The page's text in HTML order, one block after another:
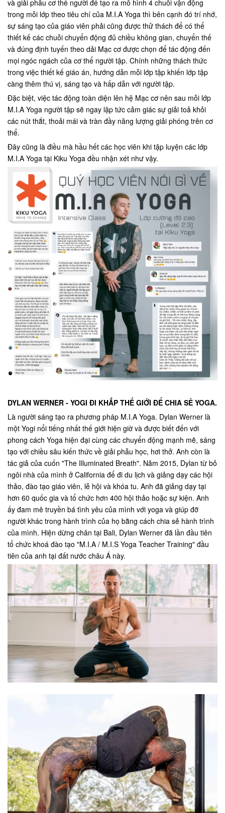
và giải phẫu cơ thể người để tạo ra mô hình 4 chuỗi vận động
trong mỗi lớp theo tiêu chí của M.I.A Yoga thì bên cạnh đó trí nhớ,
sự sáng tạo của giáo viên phải cũng được thử thách để có thể
thiết kế các chuỗi chuyển động đủ chiều không gian, chuyển thế
và đúng định tuyến theo dải Mạc cơ được chọn để tác động đến
mọi ngóc ngách của cơ thể người tập. Chính những thách thức
trong việc thiết kế giáo án, hướng dẫn mỗi lớp tập khiến lớp tập
càng thêm thú vị, sáng tạo và hấp dẫn với người tập.
Đặc biệt, việc tác động toàn diện lên hệ Mạc cơ nên sau mỗi lớp
M.I.A Yoga người tập sẽ ngay lập tức cảm giác sự giải toả khỏi
các nút thắt, thoải mái và tràn đầy năng lượng giải phóng trên cơ
thể.
Đây cũng là điều mà hầu hết các học viên khi tập luyện các lớp
M.I.A Yoga tại Kiku Yoga đều nhận xét như vậy.
DYLAN WERNER - YOGI ĐI KHẮP THẾ GIỚI ĐỂ CHIA SẺ YOGA.
Là người sáng tạo ra phương pháp M.I.A Yoga. Dylan Werner là
một Yogi nổi tiếng nhất thế giới hiện giờ và được biết đến với
phong cách Yoga hiện đại cùng các chuyển động mạnh mẽ, sáng
tạo với chiều sâu kiến thức về giải phẫu học, hơi thở. Anh còn là
tác giả của cuốn "The Illuminated Breath". Năm 2015, Dylan từ bỏ
ngôi nhà của mình ở California để đi du lịch và giảng dạy các hội
thảo, đào tạo giáo viên, lễ hội và khóa tu. Anh đã giảng dạy tại
hơn 60 quốc gia và tổ chức hơn 400 hội thảo hoặc sự kiện. Anh
ấy đam mê truyền bá tình yêu của mình với yoga và giúp đỡ
người khác trong hành trình của họ bằng cách chia sẻ hành trình
của mình. Hiện dừng chân tại Bali, Dylan Werner đã lần đầu tiên
tổ chức khoá đào tạo "M.I.A / M.I.S Yoga Teacher Training" đầu
tiên của anh tại đất nước châu Á này.